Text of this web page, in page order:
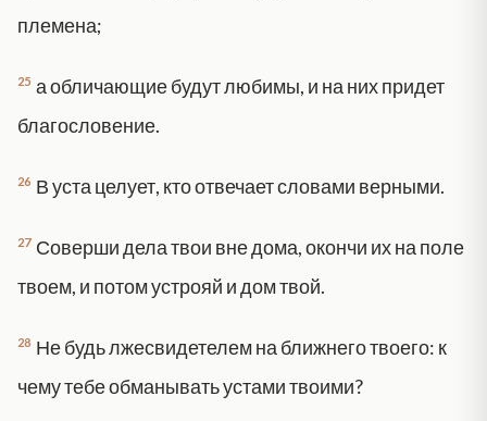
племена;
25 а обличающие будут любимы, и на них придет
благословение.
26 В уста целует, кто отвечает словами верными.
27 Соверши дела твои вне дома, окончи их на поле
твоем, и потом устрояй и дом твой.
28 Не будь лжесвидетелем на ближнего твоего: к
чему тебе обманывать устами твоими?